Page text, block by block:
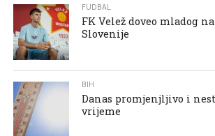
FUDBAL
FK Velež doveo mladog
Slovenije
BIH
Danas promjenjljivo i
vrijeme